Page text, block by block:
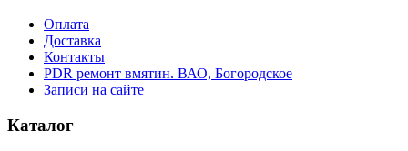
Оплата
Доставка
Контакты
PDR ремонт вмятин. ВАО, Богородское
Записи на сайте
Каталог